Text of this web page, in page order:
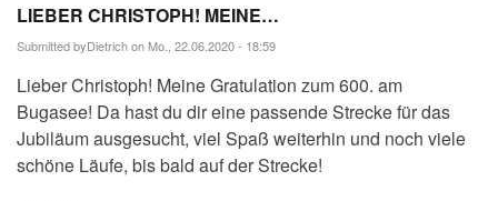
LIEBER CHRISTOPH! MEINE…
Submitted byDietrichon Mo., 22.06.2020 - 18:59
Lieber Christoph! Meine Gratulation zum 600. am
Bugasee! Da hast du dir eine passende Strecke für das
Jubiläum ausgesucht, viel Spaß weiterhin und noch viele
schöne Läufe, bis bald auf der Strecke!